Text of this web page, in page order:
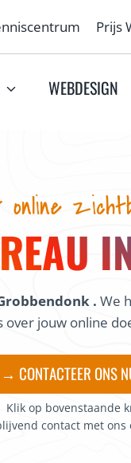
Prijs
WEBDESIGN
online
. We
over jouw online
→ CONTACTEER ONS
Klik op bovenstaande
contact met ons